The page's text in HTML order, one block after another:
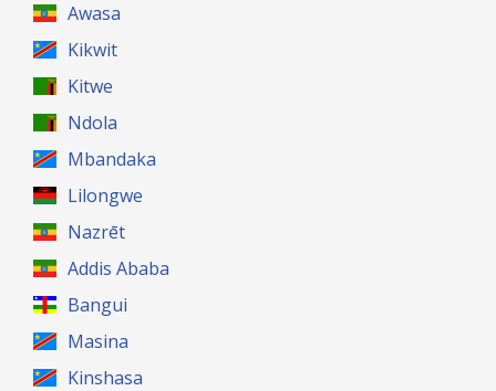
Awasa
Kikwit
Kitwe
Ndola
Mbandaka
Lilongwe
Nazrēt
Addis Ababa
Bangui
Masina
Kinshasa